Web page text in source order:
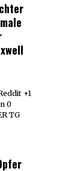
+1
0
TG